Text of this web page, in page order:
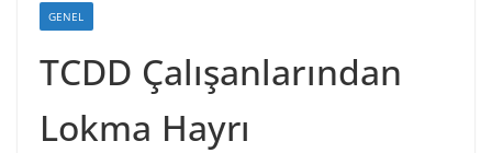
GENEL
TCDD Çalışanlarından
Lokma Hayrı